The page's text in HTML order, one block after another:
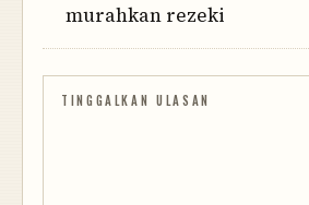
murahkan rezeki
TINGGALKAN ULASAN